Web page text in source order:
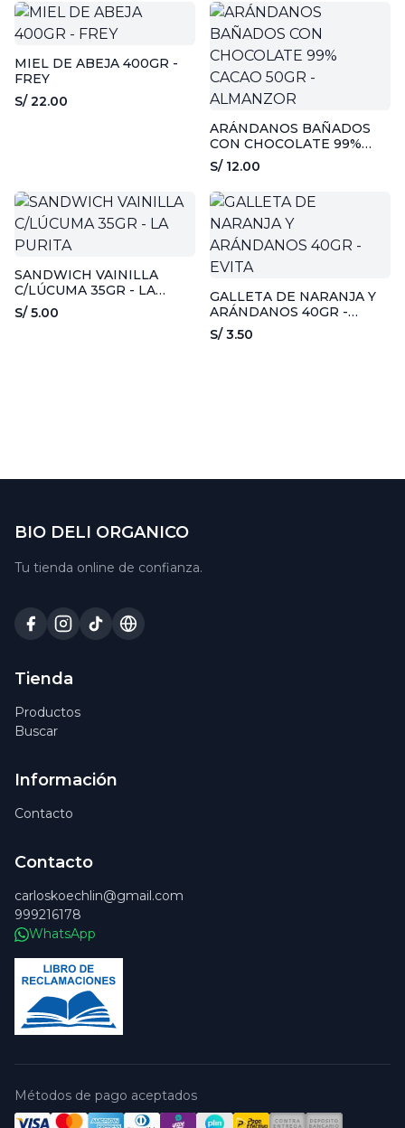
MIEL DE ABEJA 400GR -
FREY
S/ 22.00
ARÁNDANOS BAÑADOS
CON CHOCOLATE 99%
CACAO 50GR - ALMANZOR
S/ 12.00
SANDWICH VAINILLA
C/LÚCUMA 35GR - LA
PURITA
S/ 5.00
GALLETA DE NARANJA Y
ARÁNDANOS 40GR -
EVITA
S/ 3.50
BIO DELI ORGANICO
Tu tienda online de confianza.
Tienda
Productos
Buscar
Información
Contacto
Contacto
carloskoechlin@gmail.com
999216178
WhatsApp
Métodos de pago aceptados